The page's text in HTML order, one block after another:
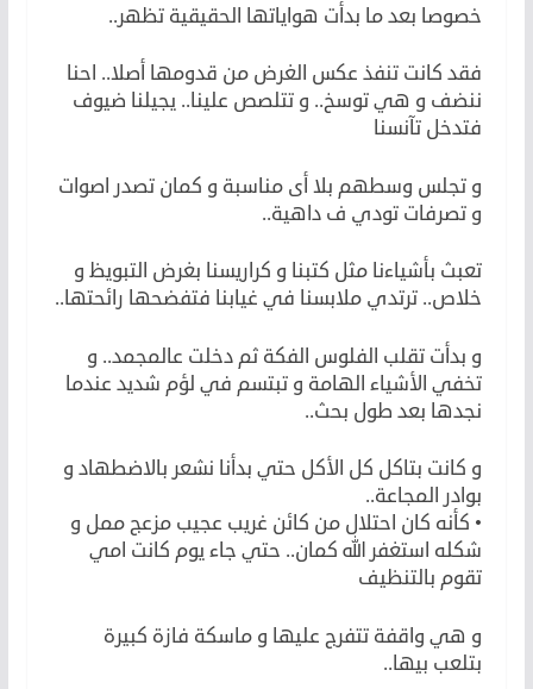
خصوصا بعد ما بدأت هواياتها الحقيقية تظهر..
فقد كانت تنفذ عكس الغرض من قدومها أصلا.. احنا
ننضف و هي توسخ.. و تتلصص علينا.. يجيلنا ضيوف
فتدخل تآنسنا
و تجلس وسطهم بلا أى مناسبة و كمان تصدر اصوات
و تصرفات تودي ف داهية..
تعبث بأشياءنا مثل كتبنا و كراريسنا بغرض التبويظ و
خلاص.. ترتدي ملابسنا في غيابنا فتفضحها رائحتها..
و بدأت تقلب الفلوس الفكة ثم دخلت عالمجمد.. و
تخفي الأشياء الهامة و تبتسم في لؤم شديد عندما
نجدها بعد طول بحث..
و كانت بتاكل كل الأكل حتي بدأنا نشعر بالاضطهاد و
بوادر المجاعة..
• كأنه كان احتلال من كائن غريب عجيب مزعج ممل و
شكله استغفر الله كمان.. حتي جاء يوم كانت امي
تقوم بالتنظيف
و هي واقفة تتفرج عليها و ماسكة فازة كبيرة
بتلعب بيها..